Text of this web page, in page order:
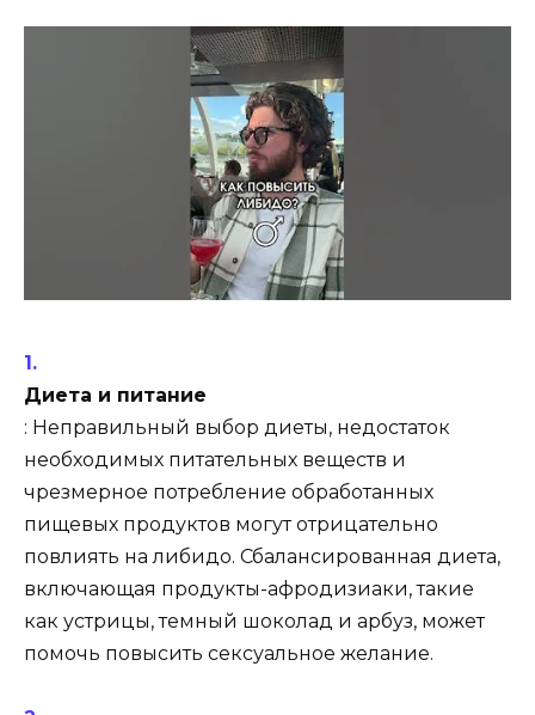
Диета и питание
: Неправильный выбор диеты, недостаток
необходимых питательных веществ и
чрезмерное потребление обработанных
пищевых продуктов могут отрицательно
повлиять на либидо. Сбалансированная диета,
включающая продукты-афродизиаки, такие
как устрицы, темный шоколад и арбуз, может
помочь повысить сексуальное желание.